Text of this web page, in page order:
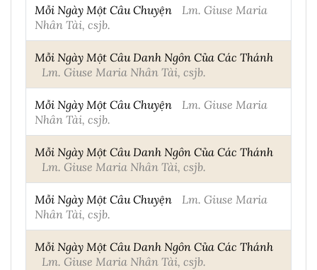
Mỗi Ngày Một Câu Chuyện
Lm. Giuse Maria
Nhân Tài, csjb.
Mỗi Ngày Một Câu Danh Ngôn Của Các Thánh
Lm. Giuse Maria Nhân Tài, csjb.
Mỗi Ngày Một Câu Chuyện
Lm. Giuse Maria
Nhân Tài, csjb.
Mỗi Ngày Một Câu Danh Ngôn Của Các Thánh
Lm. Giuse Maria Nhân Tài, csjb.
Mỗi Ngày Một Câu Chuyện
Lm. Giuse Maria
Nhân Tài, csjb.
Mỗi Ngày Một Câu Danh Ngôn Của Các Thánh
Lm. Giuse Maria Nhân Tài, csjb.